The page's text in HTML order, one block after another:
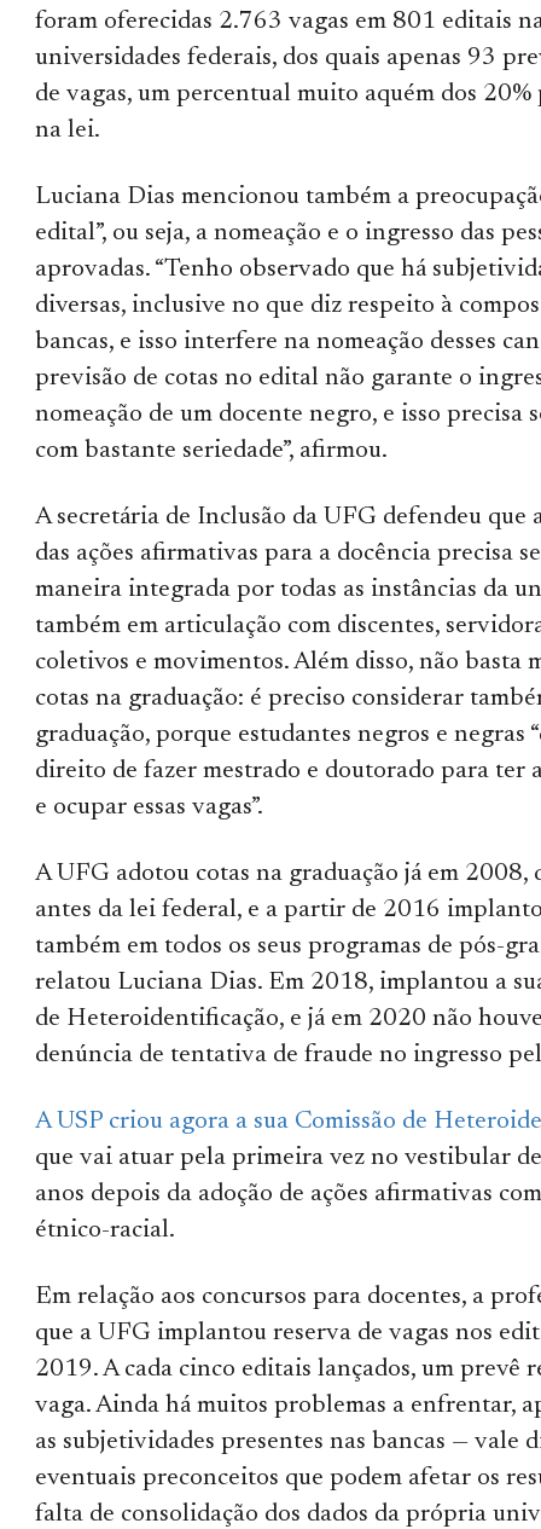
foram oferecidas 2.763 vagas em 801 editais
universidades federais, dos quais apenas 93
de vagas, um percentual muito aquém dos 20%
na lei.
Luciana Dias mencionou também a
edital”, ou seja, a nomeação e o ingresso das
aprovadas. “Tenho observado que há
diversas, inclusive no que diz respeito à
bancas, e isso interfere na nomeação desses
previsão de cotas no edital não garante o
nomeação de um docente negro, e isso precisa
com bastante seriedade”, afirmou.
A secretária de Inclusão da UFG defendeu que
das ações afirmativas para a docência precisa
maneira integrada por todas as instâncias da
também em articulação com discentes,
coletivos e movimentos. Além disso, não basta
cotas na graduação: é preciso considerar
graduação, porque estudantes negros e negras
direito de fazer mestrado e doutorado para ter
e ocupar essas vagas”.
A UFG adotou cotas na graduação já em 2008,
antes da lei federal, e a partir de 2016
também em todos os seus programas de pós-
relatou Luciana Dias. Em 2018, implantou a
de Heteroidentificação, e já em 2020 não
denúncia de tentativa de fraude no ingresso
A USP criou agora a sua Comissão de
que vai atuar pela primeira vez no vestibular
anos depois da adoção de ações afirmativas
étnico-racial.
Em relação aos concursos para docentes, a
que a UFG implantou reserva de vagas nos
2019. A cada cinco editais lançados, um prevê
vaga. Ainda há muitos problemas a enfrentar,
as subjetividades presentes nas bancas — vale
eventuais preconceitos que podem afetar os
falta de consolidação dos dados da própria